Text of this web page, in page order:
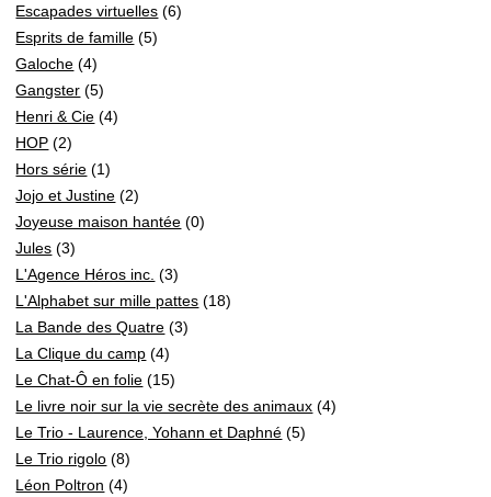
Escapades virtuelles (6)
Esprits de famille (5)
Galoche (4)
Gangster (5)
Henri & Cie (4)
HOP (2)
Hors série (1)
Jojo et Justine (2)
Joyeuse maison hantée (0)
Jules (3)
L'Agence Héros inc. (3)
L'Alphabet sur mille pattes (18)
La Bande des Quatre (3)
La Clique du camp (4)
Le Chat-Ô en folie (15)
Le livre noir sur la vie secrète des animaux (4)
Le Trio - Laurence, Yohann et Daphné (5)
Le Trio rigolo (8)
Léon Poltron (4)